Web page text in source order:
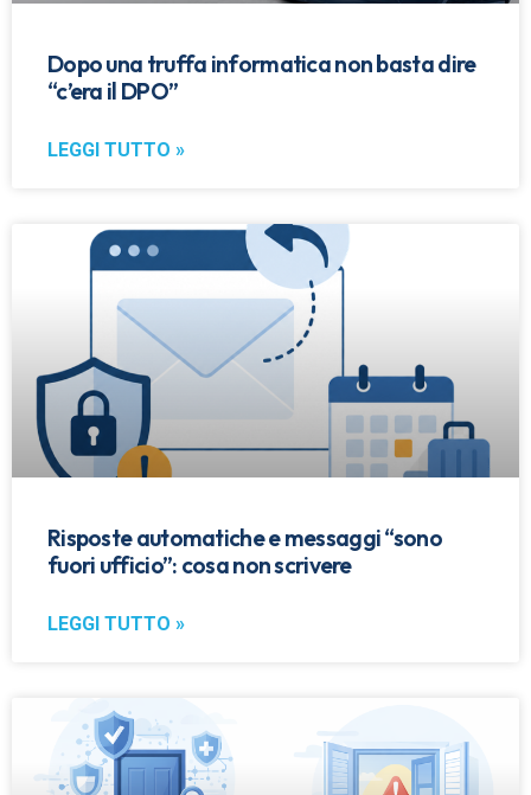
Dopo una truffa informatica non basta dire
“c’era il DPO”
LEGGI TUTTO »
Risposte automatiche e messaggi “sono
fuori ufficio”: cosa non scrivere
LEGGI TUTTO »